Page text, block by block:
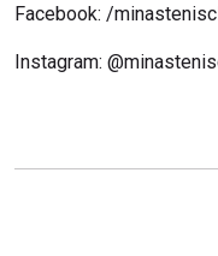
Facebook: /
Instagram: